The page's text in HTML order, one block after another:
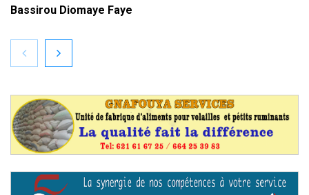
Bassirou Diomaye Faye